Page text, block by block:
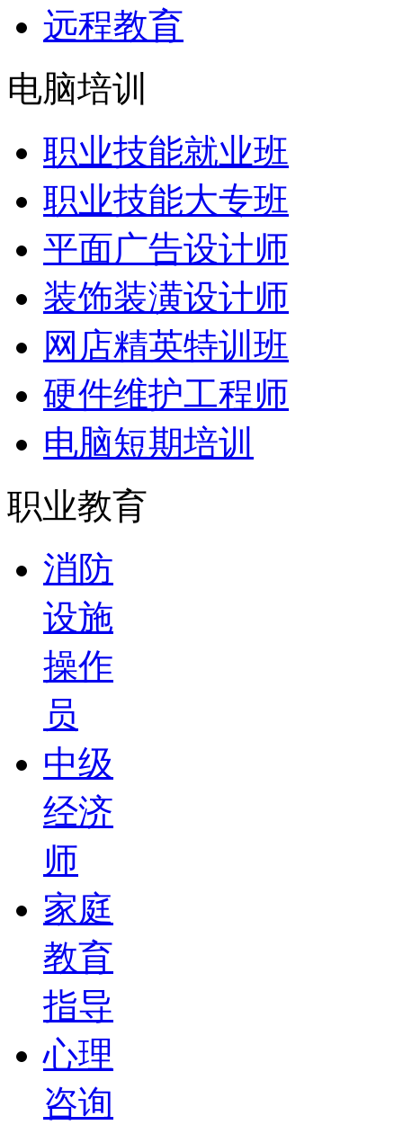
远程教育
电脑培训
职业技能就业班
职业技能大专班
平面广告设计师
装饰装潢设计师
网店精英特训班
硬件维护工程师
电脑短期培训
职业教育
消防
设施
操作
员
中级
经济
师
家庭
教育
指导
心理
咨询